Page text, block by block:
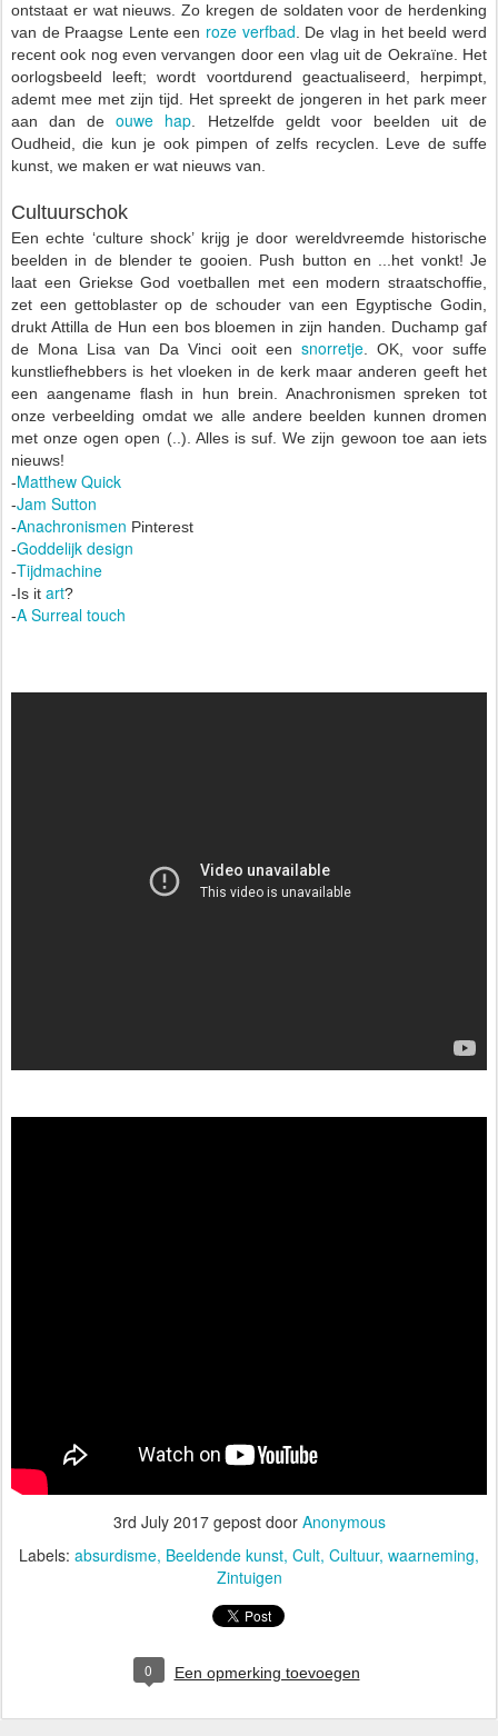
ontstaat er wat nieuws. Zo kregen de soldaten voor de herdenking
van de Praagse Lenteeen roze verfbad . De vlag in het beeld werd
recent ook nog even vervangen door een vlag uit de Oekraïne. Het
oorlogsbeeld leeft;wordt voortdurend geactualiseerd, herpimpt,
ademt mee met zijn tijd. Het spreekt de jongeren in het park meer
aan dan deouwe hap . Hetzelfde geldt voor beelden uit de
Oudheid, die kun je ook pimpen of zelfs recyclen. Leve de suffe
kunst, we maken er wat nieuws van.
Cultuurschok
Een echte ‘culture shock’ krijg je door wereldvreemde historische
beelden in de blender te gooien. Push button en ...het vonkt! Je
laat een Griekse God voetballen met een modern straatschoffie,
zet een gettoblaster op de schouder van een Egyptische Godin,
drukt Attilla de Hun een bos bloemen in zijn handen. Duchamp gaf
de Mona Lisa van Da Vinci ooit een snorretje. OK, voor suffe
kunstliefhebbers is het vloeken in de kerk maar anderen geeft het
een aangename flash in hun brein. Anachronismen spreken tot
onze verbeelding omdat we alle andere beelden kunnen dromen
met onze ogen open (..). Alles is suf. We zijn gewoon toe aan iets
nieuws!
-Matthew Quick
-Jam Sutton
-Anachronismen Pinterest
-Goddelijk design
-Tijdmachine
-Is it art?
-A Surreal touch
3rd July 2017gepost door Anonymous
Labels: absurdisme Beeldende kunst Cult Cultuur waarneming
Zintuigen
0 Een opmerking toevoegen